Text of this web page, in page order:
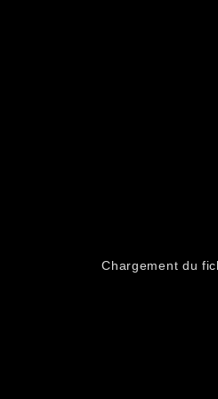
Chargement du